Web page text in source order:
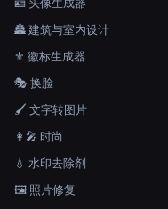
🪪 头像生成器
🏯 建筑与室内设计
⚜️ 徽标生成器
🎭 换脸
🖌️ 文字转图片
👩‍🎤 时尚
💧 水印去除剂
🖼️ 照片修复